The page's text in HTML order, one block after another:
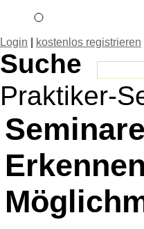
Login kostenlos registrieren
Suche
Praktiker-